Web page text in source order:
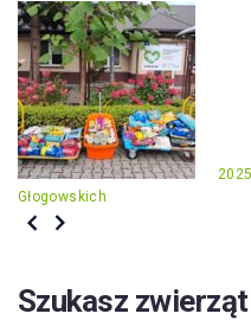
Głogowskich
Szukasz